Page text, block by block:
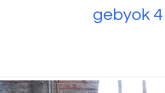
gebyok